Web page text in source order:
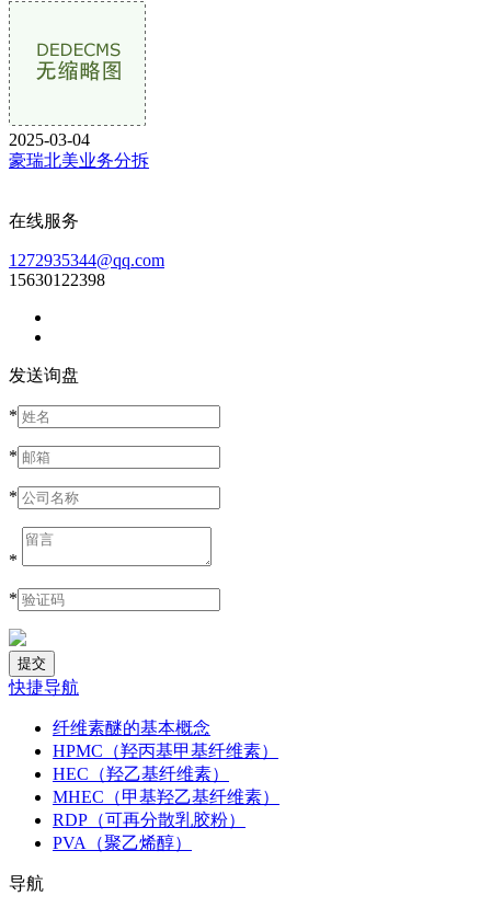
2025-03-04
豪瑞北美业务分拆
在线服务
1272935344@qq.com
15630122398
发送询盘
*
*
*
*
*
快捷导航
纤维素醚的基本概念
HPMC（羟丙基甲基纤维素）
HEC（羟乙基纤维素）
MHEC（甲基羟乙基纤维素）
RDP（可再分散乳胶粉）
PVA（聚乙烯醇）
导航